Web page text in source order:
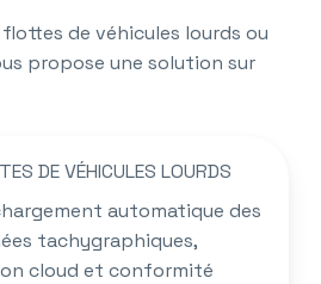
de véhicules lourds ou
propose une solution sur
DE VÉHICULES LOURDS
automatique des
tachygraphiques,
cloud et conformité